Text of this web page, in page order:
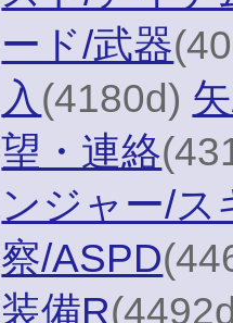
ード/武器
入 (4180d)
望・連絡
ンジャー/ス
察/ASPD
装備R